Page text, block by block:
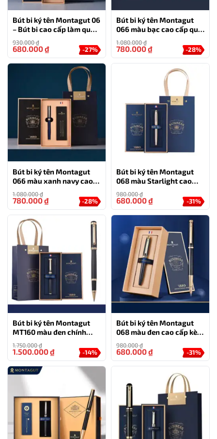
Bút bi ký tên Montagut 06
– Bút bi cao cấp làm quà
tặng sếp
930.000₫
-27%
680.000₫
Bút bi ký tên Montagut
066 màu bạc cao cấp quà
tặng doanh nghiệp (tặng
kèm 2 ngòi thay thế)
1.080.000₫
-28%
780.000₫
Bút bi ký tên Montagut
066 màu xanh navy cao
cấp tặng kèm 2 ngòi thay
thế
1.080.000₫
-28%
780.000₫
Bút bi ký tên Montagut
068 màu Starlight cao
cấp kèm hộp đựng và túi
980.000₫
-31%
680.000₫
Bút bi ký tên Montagut
MT160 màu đen chính
hãng
1.750.000₫
-14%
1.500.000₫
Bút bi ký tên Montagut
068 màu đen cao cấp kèm
hộp đựng và túi
980.000₫
-31%
680.000₫